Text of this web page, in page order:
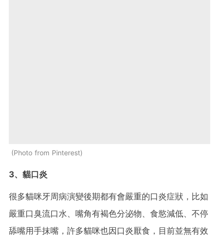
Photo from Pinterest
3、貓口炎
很多貓咪牙周病演變後期都有會嚴重的口炎症狀，比如
嚴重口臭流口水、嘴角有褐色分泌物、食慾減低、不停
舔嘴用手抹嘴，許多貓咪也因口炎厭食，目前並無有效